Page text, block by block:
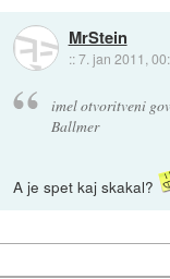
MrStein
::7. jan 2011,
imel otvoritveni
Ballmer
A je spet kaj skakal?